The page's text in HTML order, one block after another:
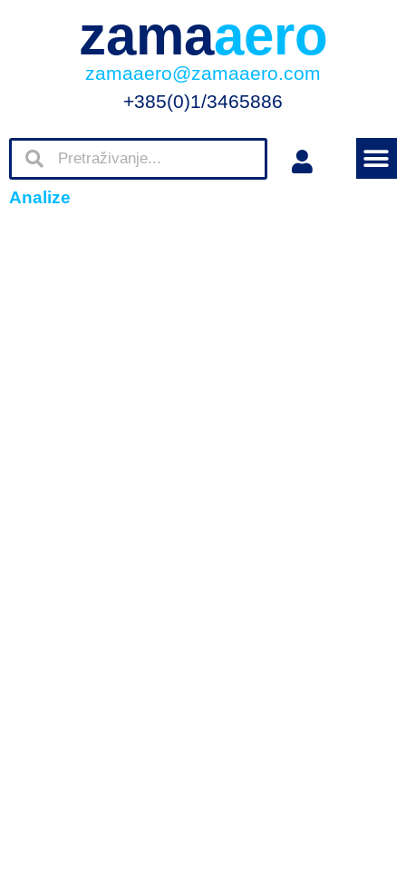
zamaaero
zamaaero@zamaaero.com
+385(0)1/3465886
Analize